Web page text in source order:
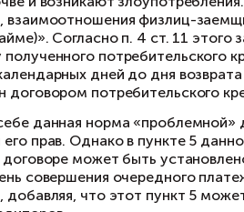
Не известно, о каких
них «отсутствует
Напомним, российские
Досрочное погашение не
Председатель комитета
злоупотреблении
лазейкой. Похоже, надо
сказал депутат, уточнив,